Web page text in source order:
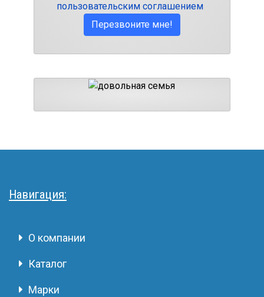
пользовательским соглашением
Перезвоните мне!
Навигация:
О компании
Каталог
Марки